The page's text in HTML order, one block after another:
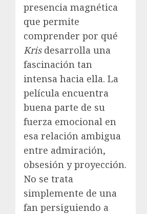
presencia magnética
que permite
comprender por qué
Krisdesarrolla una
fascinación tan
intensa hacia ella. La
película encuentra
buena parte de su
fuerza emocional en
esa relación ambigua
entre admiración,
obsesión y proyección.
No se trata
simplemente de una
fan persiguiendo a